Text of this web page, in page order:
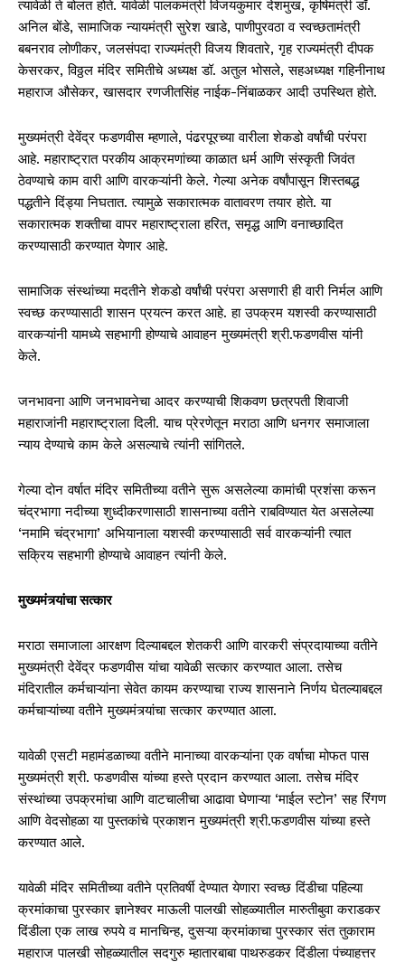
त्यावेळी ते बोलत होते. यावेळी पालकमंत्री विजयकुमार देशमुख, कृषिमंत्री डॉ.
अनिल बोंडे, सामाजिक न्यायमंत्री सुरेश खाडे, पाणीपुरवठा व स्वच्छतामंत्री
बबनराव लोणीकर, जलसंपदा राज्यमंत्री विजय शिवतारे, गृह राज्यमंत्री दीपक
केसरकर, विठ्ठल मंदिर समितीचे अध्यक्ष डॉ. अतुल भोसले, सहअध्यक्ष गहिनीनाथ
महाराज औसेकर, खासदार रणजीतसिंह नाईक-निंबाळकर आदी उपस्थित होते.
मुख्यमंत्री देवेंद्र फडणवीस म्हणाले, पंढरपूरच्या वारीला शेकडो वर्षांची परंपरा
आहे. महाराष्ट्रात परकीय आक्रमणांच्या काळात धर्म आणि संस्कृती जिवंत
ठेवण्याचे काम वारी आणि वारकऱ्यांनी केले. गेल्या अनेक वर्षांपासून शिस्तबद्ध
पद्धतीने दिंड्या निघतात. त्यामुळे सकारात्मक वातावरण तयार होते. या
सकारात्मक शक्तीचा वापर महाराष्ट्राला हरित, समृद्ध आणि वनाच्छादित
करण्यासाठी करण्यात येणार आहे.
सामाजिक संस्थांच्या मदतीने शेकडो वर्षांची परंपरा असणारी ही वारी निर्मल आणि
स्वच्छ करण्यासाठी शासन प्रयत्न करत आहे. हा उपक्रम यशस्वी करण्यासाठी
वारकऱ्यांनी यामध्ये सहभागी होण्याचे आवाहन मुख्यमंत्री श्री.फडणवीस यांनी
केले.
जनभावना आणि जनभावनेचा आदर करण्याची शिकवण छत्रपती शिवाजी
महाराजांनी महाराष्ट्राला दिली. याच प्रेरणेतून मराठा आणि धनगर समाजाला
न्याय देण्याचे काम केले असल्याचे त्यांनी सांगितले.
गेल्या दोन वर्षात मंदिर समितीच्या वतीने सुरू असलेल्या कामांची प्रशंसा करून
चंद्रभागा नदीच्या शुध्दीकरणासाठी शासनाच्या वतीने राबविण्यात येत असलेल्या
‘नमामि चंद्रभागा’ अभियानाला यशस्वी करण्यासाठी सर्व वारकऱ्यांनी त्यात
सक्रिय सहभागी होण्याचे आवाहन त्यांनी केले.
मुख्यमंत्र्यांचा सत्कार
मराठा समाजाला आरक्षण दिल्याबद्दल शेतकरी आणि वारकरी संप्रदायाच्या वतीने
मुख्यमंत्री देवेंद्र फडणवीस यांचा यावेळी सत्कार करण्यात आला. तसेच
मंदिरातील कर्मचाऱ्यांना सेवेत कायम करण्याचा राज्य शासनाने निर्णय घेतल्याबद्दल
कर्मचाऱ्यांच्या वतीने मुख्यमंत्र्यांचा सत्कार करण्यात आला.
यावेळी एसटी महामंडळाच्या वतीने मानाच्या वारकऱ्यांना एक वर्षाचा मोफत पास
मुख्यमंत्री श्री. फडणवीस यांच्या हस्ते प्रदान करण्यात आला. तसेच मंदिर
संस्थांच्या उपक्रमांचा आणि वाटचालीचा आढावा घेणाऱ्या ‘माईल स्टोन’ सह रिंगण
आणि वेदसोहळा या पुस्तकांचे प्रकाशन मुख्यमंत्री श्री.फडणवीस यांच्या हस्ते
करण्यात आले.
यावेळी मंदिर समितीच्या वतीने प्रतिवर्षी देण्यात येणारा स्वच्छ दिंडीचा पहिल्या
क्रमांकाचा पुरस्कार ज्ञानेश्वर माऊली पालखी सोहळ्यातील मारुतीबुवा कराडकर
दिंडीला एक लाख रुपये व मानचिन्ह, दुसऱ्या क्रमांकाचा पुरस्कार संत तुकाराम
महाराज पालखी सोहळ्यातील सदगुरु म्हातारबाबा पाथरुडकर दिंडीला पंच्याहत्तर